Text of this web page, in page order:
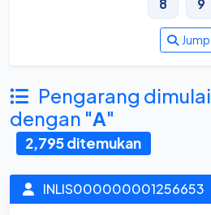
8 9
Jump
Pengarang dimulai
dengan "A"
2,795 ditemukan
INLIS000000001256653